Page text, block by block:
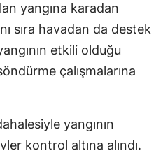
yangına karadan
sıra havadan da destek
etkili olduğu
çalışmalarına
yangının
kontrol altına alındı.